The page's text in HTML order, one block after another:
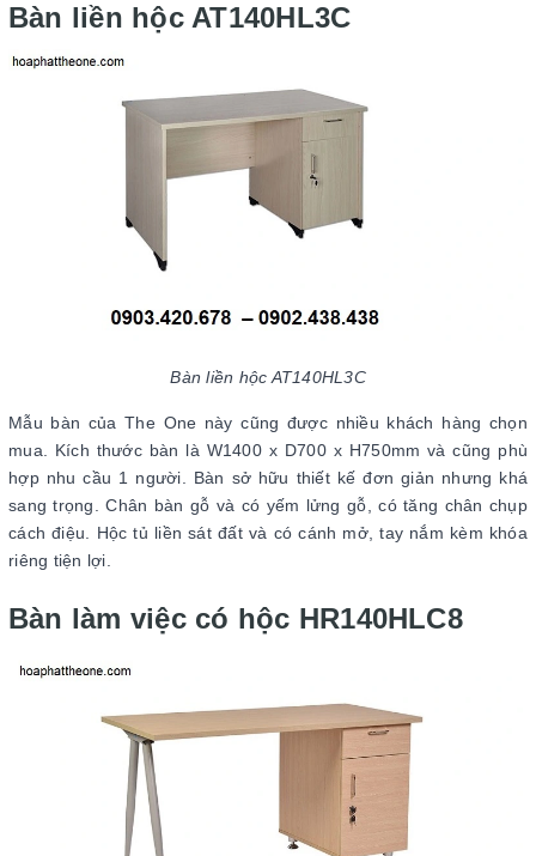
Bàn liền hộc AT140HL3C
Bàn liền hộc AT140HL3C
Mẫu bàn của The One này cũng được nhiều khách hàng chọn
mua. Kích thước bàn là W1400 x D700 x H750mm và cũng phù
hợp nhu cầu 1 người. Bàn sở hữu thiết kế đơn giản nhưng khá
sang trọng. Chân bàn gỗ và có yếm lửng gỗ, có tăng chân chụp
cách điệu. Hộc tủ liền sát đất và có cánh mở, tay nắm kèm khóa
riêng tiện lợi.
Bàn làm việc có hộc HR140HLC8